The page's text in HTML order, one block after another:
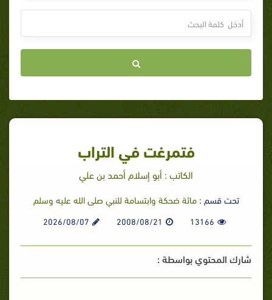
فتمرغت في التراب
الكاتب : أبو إسلام أحمد بن علي
تحت قسم :مائة ضحكة وابتسامة للنبي صلى الله عليه وسلم
13166
2008/08/21
2026/08/07
شارك المحتوي بواسطة :